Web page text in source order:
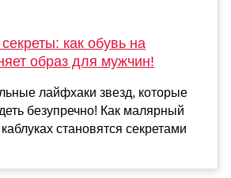
как обувь на
образ для мужчин!
лайфхаки звезд, которые
безупречно! Как малярный
становятся секретами